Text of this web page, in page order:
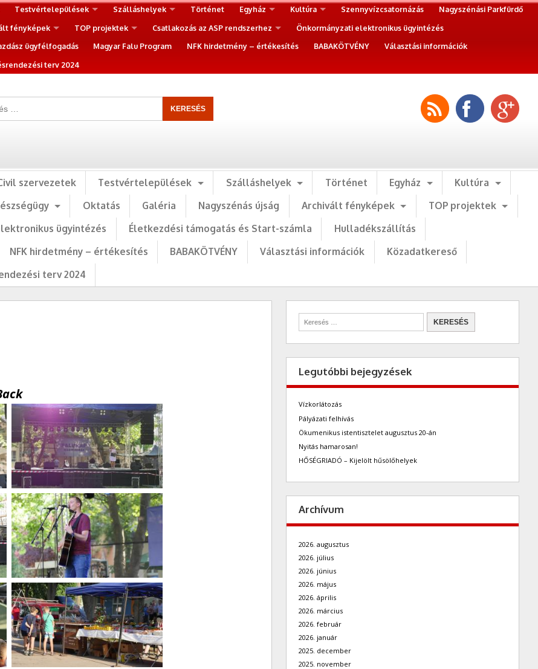
Testvértelepülések Szálláshelyek Történet Egyház Kultúra Szennyvízcsatornázás
Nagyszénási Parkfürdő
fényképek TOP projektek Csatlakozás az ASP rendszerhez
Önkormányzati elektronikus ügyintézés
ügyfélfogadás Magyar Falu Program NFK hirdetmény – értékesítés BABAKÖTVÉNY
Választási információk
terv 2024
szervezetek Testvértelepülések Szálláshelyek Történet Egyház
Kultúra
Oktatás Galéria Nagyszénás újság Archivált fényképek
TOP projektek
ügyintézés Életkezdési támogatás és Start-számla
Hulladékszállítás
NFK hirdetmény – értékesítés BABAKÖTVÉNY Választási információk
Közadatkereső
terv 2024
Legutóbbi bejegyzések
Vízkorlátozás
Pályázati felhívás
Ökumenikus istentisztelet augusztus 20-án
Nyitás hamarosan!
HŐSÉGRIADÓ – Kijelölt hűsölőhelyek
Archívum
2026. augusztus
2026. július
2026. június
2026. május
2026. április
2026. március
2026. február
2026. január
2025. december
2025. november